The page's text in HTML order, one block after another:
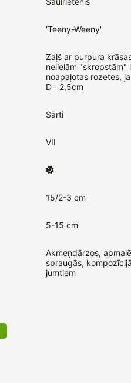
'Teeny-Weeny'
Zaļš ar purpura
nelielām "skropstām"
noapaļotas rozetes,
D= 2,5cm
Sārti
VII
15/2-3 cm
5-15 cm
Akmeņdārzos,
spraugās,
jumtiem